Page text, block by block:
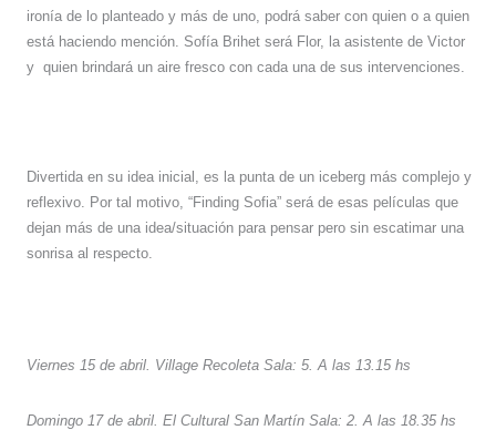
ironía de lo planteado y más de uno, podrá saber con quien o a quien
está haciendo mención. Sofía Brihet será Flor, la asistente de Victor
y quien brindará un aire fresco con cada una de sus intervenciones.
Divertida en su idea inicial, es la punta de un iceberg más complejo y
reflexivo. Por tal motivo, “Finding Sofia” será de esas películas que
dejan más de una idea/situación para pensar pero sin escatimar una
sonrisa al respecto.
Viernes 15 de abril. Village Recoleta Sala: 5. A las 13.15 hs
Domingo 17 de abril. El Cultural San Martín Sala: 2. A las 18.35 hs